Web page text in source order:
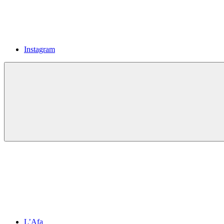
Instagram
L’Afa